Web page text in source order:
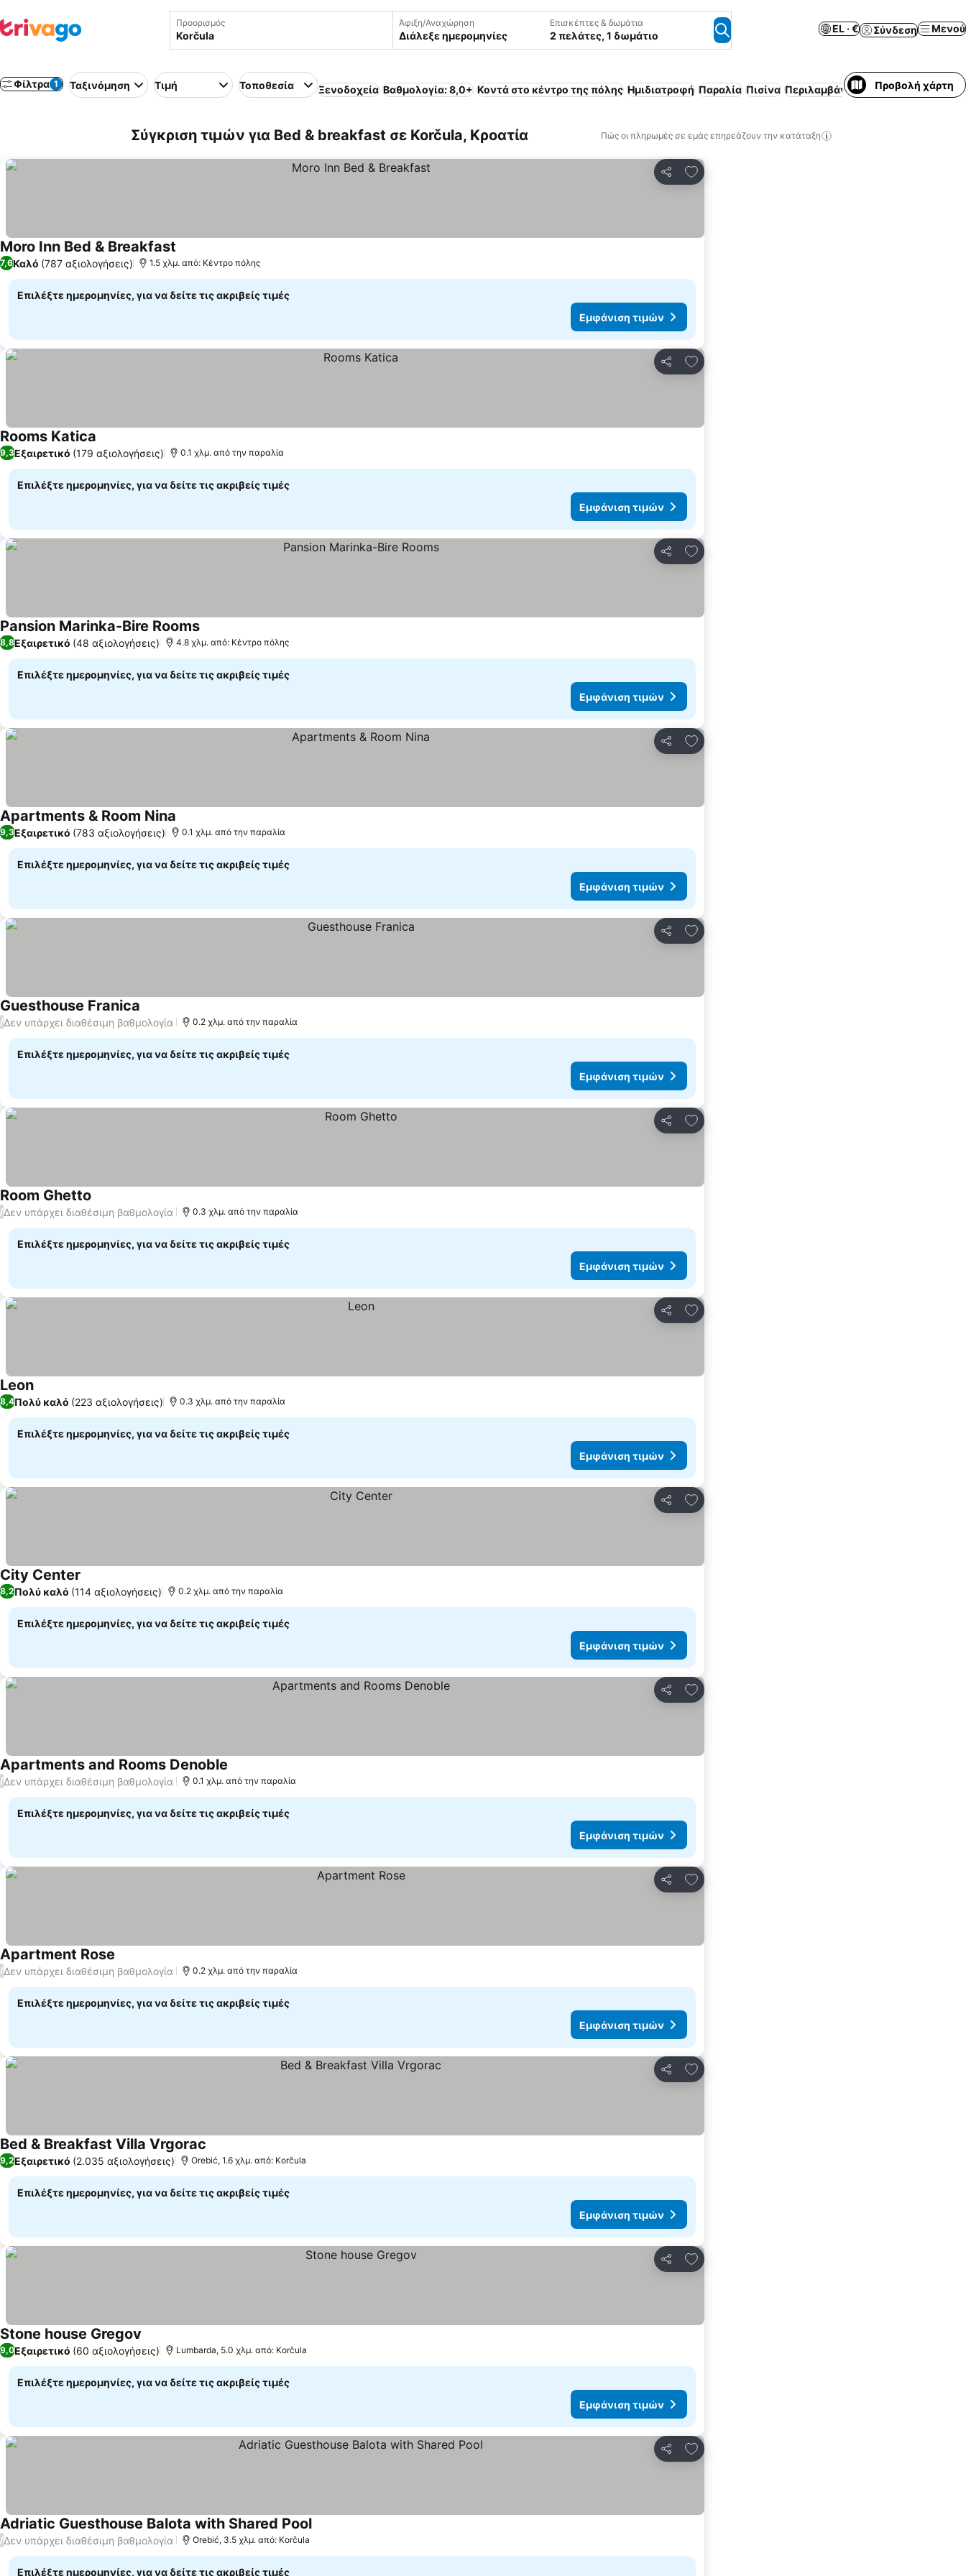
Προορισμός Άφιξη/Αναχώρηση
Διάλεξε ημερομηνίες
Επισκέπτες & δωμάτια
2 πελάτες, 1 δωμάτιο
EL · € Σύνδεση Μενού
Φίλτρα 1 Ταξινόμηση Τιμή Τοποθεσία Ξενοδοχεία Βαθμολογία: 8,0+ Κοντά στο κέντρο της πόλης Ημιδιατροφή Παραλία Πισίνα Περιλαμβάνεται πρωινόΠροβολή χάρτη
Σύγκριση τιμών για Bed & breakfast σε Korčula, Κροατία Πώς οι πληρωμές σε εμάς επηρεάζουν την κατάταξη
Κοινοποίηση
Προσθήκη στα αγαπημένα
Moro Inn Bed & Breakfast
7,6Καλό (787 αξιολογήσεις) 1.5 χλμ. από: Κέντρο πόλης
Επιλέξτε ημερομηνίες, για να δείτε τις ακριβείς τιμές
Εμφάνιση τιμών
Κοινοποίηση
Προσθήκη στα αγαπημένα
Rooms Katica Εμφάνιση τιμών
9,3Εξαιρετικό (179 αξιολογήσεις) 0.1 χλμ. από την παραλία
Επιλέξτε ημερομηνίες, για να δείτε τις ακριβείς τιμές
Εμφάνιση τιμών
Κοινοποίηση
Προσθήκη στα αγαπημένα
Pansion Marinka-Bire RoomsΕμφάνιση τιμών
8,8Εξαιρετικό (48 αξιολογήσεις) 4.8 χλμ. από: Κέντρο πόλης
Επιλέξτε ημερομηνίες, για να δείτε τις ακριβείς τιμές
Εμφάνιση τιμών
Κοινοποίηση
Προσθήκη στα αγαπημένα
Apartments & Room NinaΕμφάνιση τιμών
9,3Εξαιρετικό (783 αξιολογήσεις) 0.1 χλμ. από την παραλία
Επιλέξτε ημερομηνίες, για να δείτε τις ακριβείς τιμές
Εμφάνιση τιμών
Κοινοποίηση
Προσθήκη στα αγαπημένα
Guesthouse Franica Εμφάνιση τιμών
/Δεν υπάρχει διαθέσιμη βαθμολογία 0.2 χλμ. από την παραλία
Επιλέξτε ημερομηνίες, για να δείτε τις ακριβείς τιμές
Εμφάνιση τιμών
Κοινοποίηση
Προσθήκη στα αγαπημένα
Room Ghetto
/Δεν υπάρχει διαθέσιμη βαθμολογία 0.3 χλμ. από την παραλία
Επιλέξτε ημερομηνίες, για να δείτε τις ακριβείς τιμές
Εμφάνιση τιμών
Κοινοποίηση
Προσθήκη στα αγαπημένα
LeonΕμφάνιση τιμών
8,4Πολύ καλό (223 αξιολογήσεις) 0.3 χλμ. από την παραλία
Επιλέξτε ημερομηνίες, για να δείτε τις ακριβείς τιμές
Εμφάνιση τιμών
Κοινοποίηση
Προσθήκη στα αγαπημένα
City Center
8,2Πολύ καλό (114 αξιολογήσεις) 0.2 χλμ. από την παραλία
Επιλέξτε ημερομηνίες, για να δείτε τις ακριβείς τιμές
Εμφάνιση τιμών
Κοινοποίηση
Προσθήκη στα αγαπημένα
Apartments and Rooms Denoble
/Δεν υπάρχει διαθέσιμη βαθμολογία 0.1 χλμ. από την παραλία
Επιλέξτε ημερομηνίες, για να δείτε τις ακριβείς τιμές
Εμφάνιση τιμών
Κοινοποίηση
Προσθήκη στα αγαπημένα
Apartment Rose Εμφάνιση τιμών
/Δεν υπάρχει διαθέσιμη βαθμολογία 0.2 χλμ. από την παραλία
Επιλέξτε ημερομηνίες, για να δείτε τις ακριβείς τιμές
Εμφάνιση τιμών
Κοινοποίηση
Προσθήκη στα αγαπημένα
Bed & Breakfast Villa Vrgorac
9,2Εξαιρετικό (2.035 αξιολογήσεις) Orebić, 1.6 χλμ. από: Korčula
Επιλέξτε ημερομηνίες, για να δείτε τις ακριβείς τιμές
Εμφάνιση τιμών
Κοινοποίηση
Προσθήκη στα αγαπημένα
Stone house Gregov Εμφάνιση τιμών
9,0Εξαιρετικό (60 αξιολογήσεις) Lumbarda, 5.0 χλμ. από: Korčula
Επιλέξτε ημερομηνίες, για να δείτε τις ακριβείς τιμές
Εμφάνιση τιμών
Κοινοποίηση
Προσθήκη στα αγαπημένα
Adriatic Guesthouse Balota with Shared PoolΕμφάνιση τιμών
/Δεν υπάρχει διαθέσιμη βαθμολογία Orebić, 3.5 χλμ. από: Korčula
Επιλέξτε ημερομηνίες, για να δείτε τις ακριβείς τιμές